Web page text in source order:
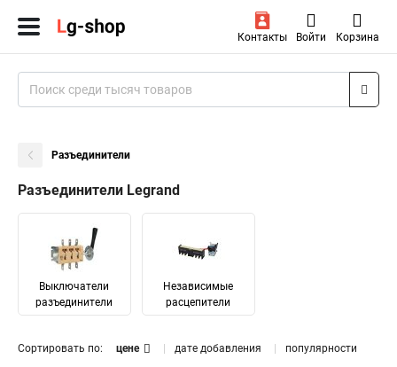
Контакты Войти Корзина
Разъединители
Разъединители Legrand
Выключатели
разъединители
Независимые
расцепители
Сортировать по: цене дате добавления популярности